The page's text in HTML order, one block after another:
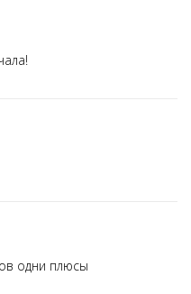
одни плюсы